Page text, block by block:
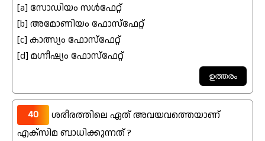
[a] സോഡിയം സൾഫേറ്റ്
[b] അമോണിയം ഫോസ്ഫേറ്റ്
[c] കാത്സ്യം ഫോസ്ഫേറ്റ്
[d] മഗ്നീഷ്യം ഫോസ്ഫേറ്റ്
40
ശരീരത്തിലെ ഏത് അവയവത്തെയാണ്
എക്സിമ ബാധിക്കുന്നത് ?